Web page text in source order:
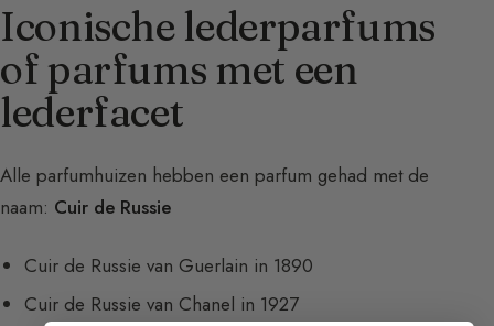
Iconische lederparfums
of parfums met een
lederfacet
Alle parfumhuizen hebben een parfum gehad met de
naam: Cuir de Russie
Cuir de Russie van Guerlain in 1890
Cuir de Russie van Chanel in 1927